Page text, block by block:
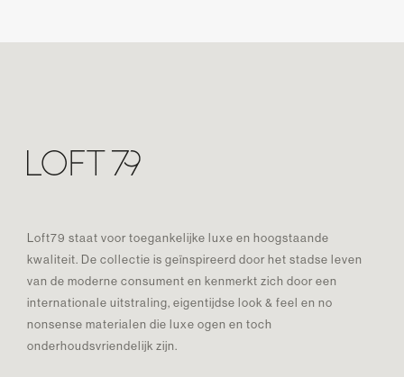
Loft79 staat voor toegankelijke luxe en hoogstaande
kwaliteit. De collectie is geïnspireerd door het stadse leven
van de moderne consument en kenmerkt zich door een
internationale uitstraling, eigentijdse look & feel en no
nonsense materialen die luxe ogen en toch
onderhoudsvriendelijk zijn.